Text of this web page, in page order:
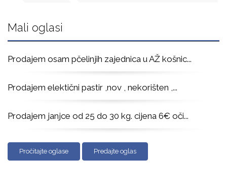
Mali oglasi
Prodajem osam pčelinjih zajednica u AŽ košnic...
Prodajem elektični pastir ,nov , nekorišten , ...
Prodajem janjce od 25 do 30 kg. cijena 6€ oči...
Pročitajte oglase Predajte oglas